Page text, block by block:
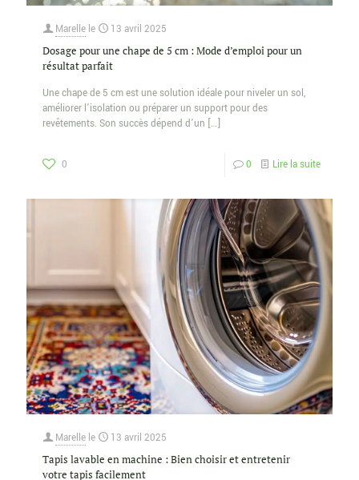
Marelle le 13 avril 2025
Dosage pour une chape de 5 cm : Mode d’emploi pour un
résultat parfait
Une chape de 5 cm est une solution idéale pour niveler un sol,
améliorer l’isolation ou préparer un support pour des
revêtements. Son succès dépend d’un […]
0 0 Lire la suite
Marelle le 13 avril 2025
Tapis lavable en machine : Bien choisir et entretenir
votre tapis facilement